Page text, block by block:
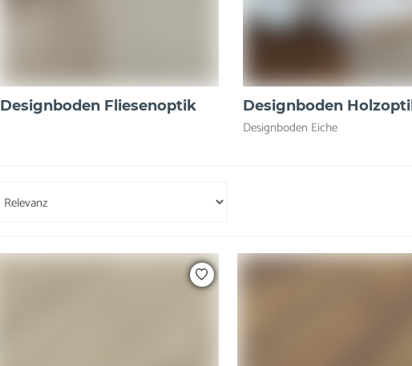
Designboden Fliesenoptik Designboden
Designboden Eiche